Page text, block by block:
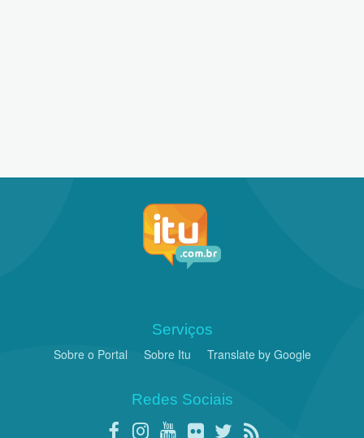
Serviços
Sobre o Portal Sobre Itu Translate by Google
Redes Sociais